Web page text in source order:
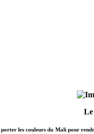
Le
les couleurs du Mali pour